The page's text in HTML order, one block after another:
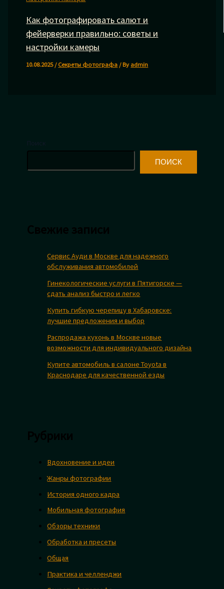
Как фотографировать салют и
фейерверки правильно: советы и
настройки камеры
10.08.2025/Секреты фотографа / Byadmin
ПОИСК
Сервис Ауди в Москве для надежного
обслуживания автомобилей
Гинекологические услуги в Пятигорске —
сдать анализ быстро и легко
Купить гибкую черепицу в Хабаровске:
лучшие предложения и выбор
Распродажа кухонь в Москве новые
возможности для индивидуального дизайна
Купите автомобиль в салоне Toyota в
Краснодаре для качественной езды
Вдохновение и идеи
Жанры фотографии
История одного кадра
Мобильная фотография
Обзоры техники
Обработка и пресеты
Общая
Практика и челленджи